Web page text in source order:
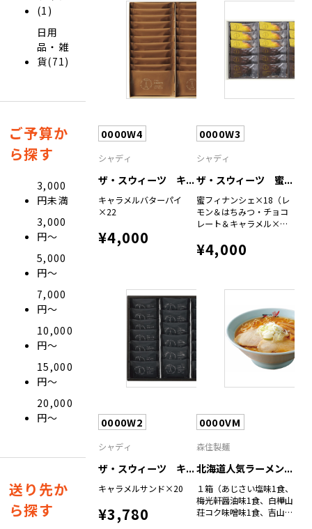
(1)
日用
品・雑
貨(71)
ご予算か
ら探す
3,000
円未満
3,000
円〜
5,000
円〜
7,000
円〜
10,000
円〜
15,000
円〜
20,000
円〜
送り先か
ら探す
0000W4
シャディ
ザ・スウィーツ キ...
キャラメルバターパイ
×22
¥4,000
0000W3
シャディ
ザ・スウィーツ 蜜...
蜜フィナンシェ×18（レ
モン＆はちみつ・チョコ
レート＆キャラメル×各
¥4,000
0000W2
シャディ
ザ・スウィーツ キ...
キャラメルサンド×20
¥3,780
0000VM
森住製麺
北海道人気ラーメン...
１箱（あじさい塩味1食、
梅光軒醤油味1食、白樺山
荘コク味噌味1食、吉山商